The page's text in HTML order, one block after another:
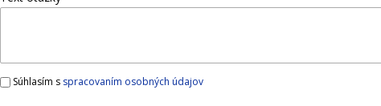
Súhlasím s spracovaním osobných údajov